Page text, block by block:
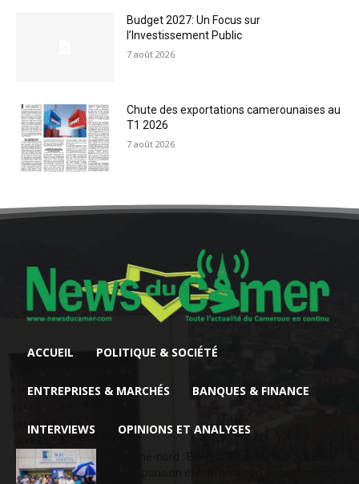
Budget 2027: Un Focus sur
l’Investissement Public
7 août 2026
Chute des exportations camerounaises au
T1 2026
7 août 2026
ACCUEIL POLITIQUE & SOCIÉTÉ
ENTREPRISES & MARCHÉS BANQUES & FINANCE
INTERVIEWS OPINIONS ET ANALYSES